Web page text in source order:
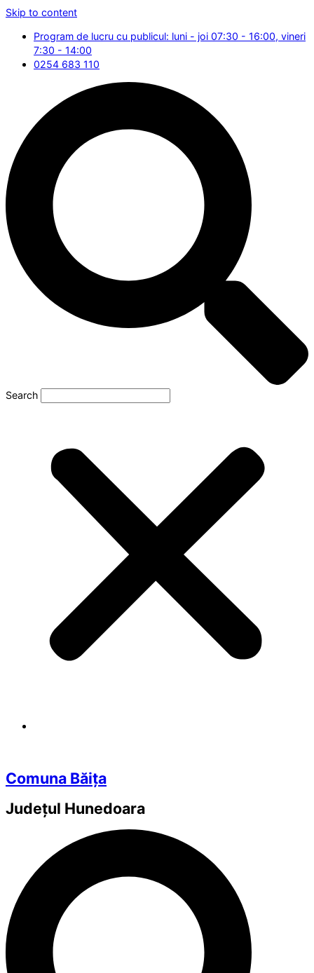
Skip to content
Program de lucru cu publicul: luni - joi 07:30 - 16:00, vineri
7:30 - 14:00
0254 683 110
Search
Comuna Băița
Județul Hunedoara